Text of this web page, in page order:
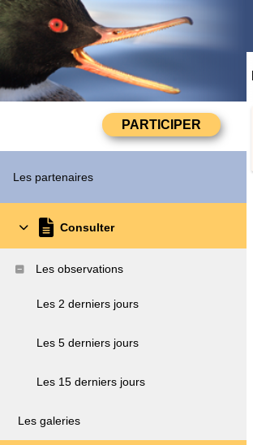
Les partenaires
Consulter
Les observations
Les 2 derniers jours
Les 5 derniers jours
Les 15 derniers jours
Les galeries